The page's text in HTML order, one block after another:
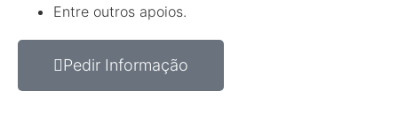
Entre outros apoios.
Pedir Informação